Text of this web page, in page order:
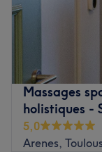
Massages
holistiques -
5,0
Arenes,